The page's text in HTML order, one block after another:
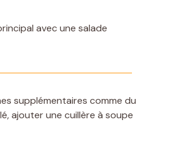
avec une salade
supplémentaires comme du
ajouter une cuillère à soupe